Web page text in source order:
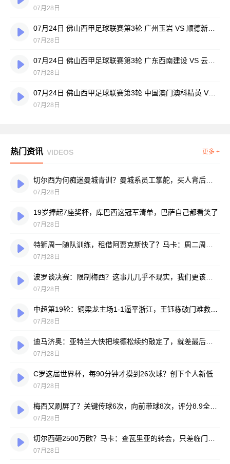
07月28日
07月28日
07月28日
07月24日 佛山西甲足球联赛第3轮 中国澳门澳科精英 VS 藝品高國際 全场录像
07月28日
热门资讯 VIDEOS 更多 +
07月28日
19岁捧起7座奖杯，库巴西这冠军清单，巴萨自己都看笑了
07月28日
07月28日
07月28日
07月28日
07月28日
C罗这届世界杯，每90分钟才摸到26次球？创下个人新低
07月28日
07月28日
07月28日